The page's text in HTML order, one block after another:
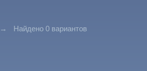
Найдено 0 вариантов